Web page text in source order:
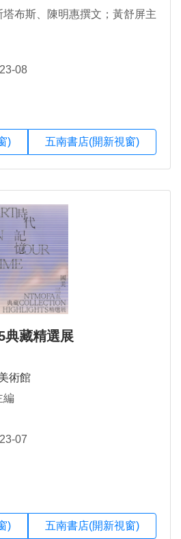
布斯、陳明惠撰文；黃舒屏主
08
) 五南書店(開新視窗)
典藏精選展
術館
編
07
) 五南書店(開新視窗)